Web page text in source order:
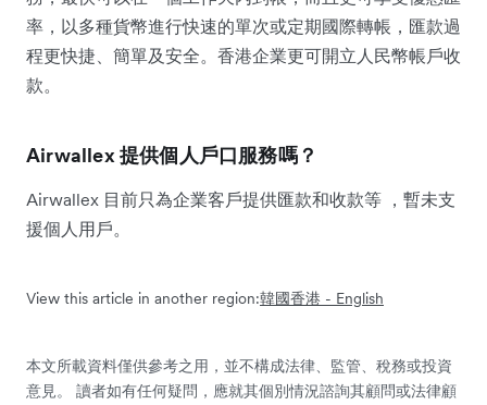
率，以多種貨幣進行快速的單次或定期國際轉帳，匯款過
程更快捷、簡單及安全。香港企業更可開立人民幣帳戶收
款。
Airwallex 提供個人戶口服務嗎？
Airwallex 目前只為企業客戶提供匯款和收款等 ，暫未支
援個人用戶。
View this article in another region:韓國香港 - English
本文所載資料僅供參考之用，並不構成法律、監管、稅務或投資
意見。 讀者如有任何疑問，應就其個別情況諮詢其顧問或法律顧